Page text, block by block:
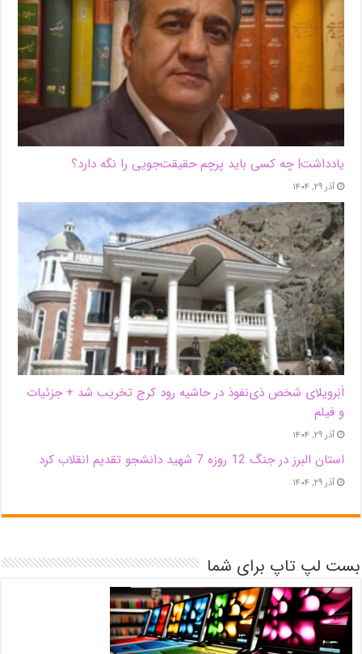
یادداشت| ‌چه کسی باید پرچم حقیقت‌جویی را نگه دارد؟
آذر ۲۹, ۱۴۰۴
اَبَر‌ویلای شخص ذی‌نفوذ در حاشیه‌ رود کرج تخریب شد + جزئیات
و فیلم
آذر ۲۹, ۱۴۰۴
استان البرز در جنگ 12 روزه 7 شهید دانشجو تقدیم انقلاب کرد
آذر ۲۹, ۱۴۰۴
بست لپ تاپ برای شما